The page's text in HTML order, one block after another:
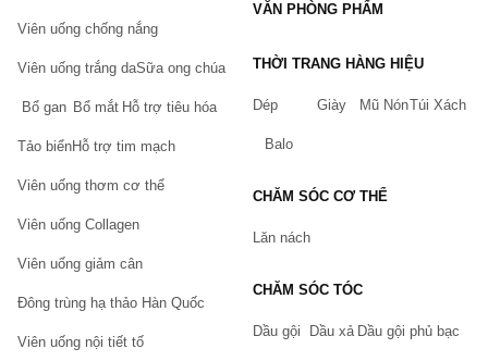
Viên uống chống nắng
Viên uống trắng daSữa ong chúa
Bổ gan Bổ mắt Hỗ trợ tiêu hóa
Tảo biểnHỗ trợ tim mạch
Viên uống thơm cơ thể
Viên uống Collagen
Viên uống giảm cân
Đông trùng hạ thảo Hàn Quốc
Viên uống nội tiết tố
VĂN PHÒNG PHẨM
THỜI TRANG HÀNG HIỆU
Dép Giày Mũ NónTúi Xách
Balo
CHĂM SÓC CƠ THỂ
Lăn nách
CHĂM SÓC TÓC
Dầu gội Dầu xả Dầu gội phủ bạc